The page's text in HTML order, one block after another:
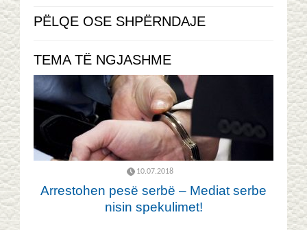
PËLQE OSE SHPËRNDAJE
TEMA TË NGJASHME
10.07.2018
Arrestohen pesë serbë – Mediat serbe
nisin spekulimet!